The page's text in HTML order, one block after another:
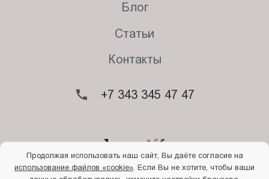
© 2026. Begriff
Блог
Статьи
Контакты
+7 343 345 47 47
Продолжая использовать наш сайт, Вы даёте согласие на
использование файлов «cookie» . Если Вы не хотите, чтобы ваши